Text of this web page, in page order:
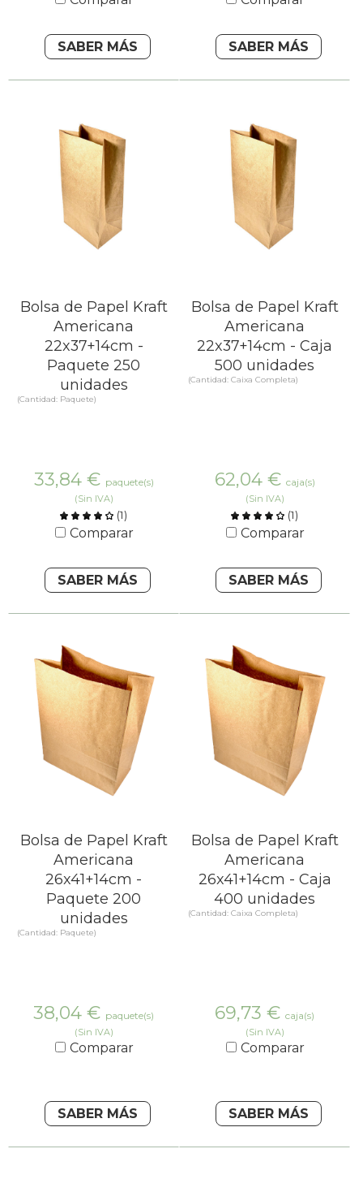
SABER MÁS SABER MÁS
Bolsa de Papel Kraft
Americana
22x37+14cm -
Paquete 250
unidades
(Cantidad: Paquete)
33,84 € paquete(s)
(Sin IVA)
(1)
Comparar
SABER MÁS
Bolsa de Papel Kraft
Americana
22x37+14cm - Caja
500 unidades
(Cantidad: Caixa Completa)
62,04 € caja(s)
(Sin IVA)
(1)
Comparar
SABER MÁS
Bolsa de Papel Kraft
Americana
26x41+14cm -
Paquete 200
unidades
(Cantidad: Paquete)
38,04 € paquete(s)
(Sin IVA)
Comparar
SABER MÁS
Bolsa de Papel Kraft
Americana
26x41+14cm - Caja
400 unidades
(Cantidad: Caixa Completa)
69,73 € caja(s)
(Sin IVA)
Comparar
SABER MÁS